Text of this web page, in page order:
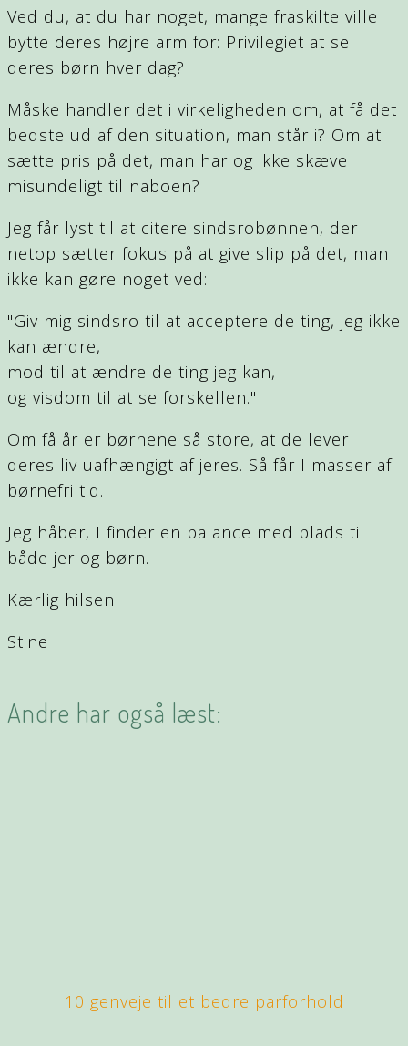
Ved du, at du har noget, mange fraskilte ville
bytte deres højre arm for: Privilegiet at se
deres børn hver dag?
Måske handler det i virkeligheden om, at få det
bedste ud af den situation, man står i? Om at
sætte pris på det, man har og ikke skæve
misundeligt til naboen?
Jeg får lyst til at citere sindsrobønnen, der
netop sætter fokus på at give slip på det, man
ikke kan gøre noget ved:
"Giv mig sindsro til at acceptere de ting, jeg ikke
kan ændre,
mod til at ændre de ting jeg kan,
og visdom til at se forskellen."
Om få år er børnene så store, at de lever
deres liv uafhængigt af jeres. Så får I masser af
børnefri tid.
Jeg håber, I finder en balance med plads til
både jer og børn.
Kærlig hilsen
Stine
Andre har også læst:
10 genveje til et bedre parforhold